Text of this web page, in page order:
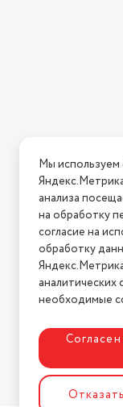
Нашли
2026 ©
Мы
анализа
на обработку
согласие на
обработку
аналитических
необходимые